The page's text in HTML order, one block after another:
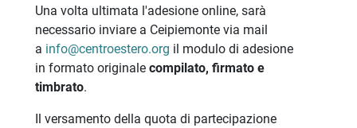
Una volta ultimata l'adesione online, sarà
necessario inviare a Ceipiemonte via mail
a info@centroestero.org il modulo di adesione
in formato originale compilato, firmato e
timbrato.
Il versamento della quota di partecipazione